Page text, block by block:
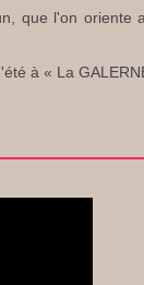
que l'on oriente
à « La